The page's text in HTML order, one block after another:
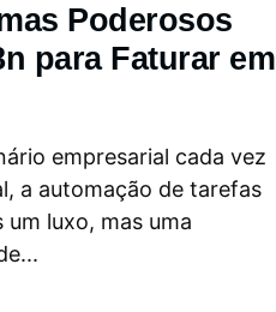
Poderosos
para Faturar em
empresarial cada vez
a automação de tarefas
um luxo, mas uma